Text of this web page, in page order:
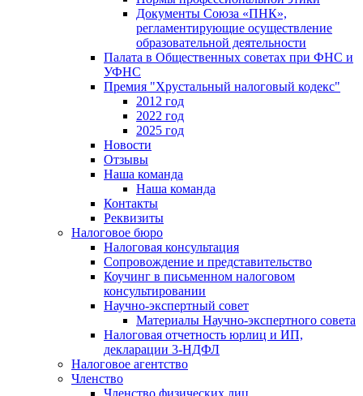
Документы Союза «ПНК»,
регламентирующие осуществление
образовательной деятельности
Палата в Общественных советах при ФНС и
УФНС
Премия "Хрустальный налоговый кодекс"
2012 год
2022 год
2025 год
Новости
Отзывы
Наша команда
Наша команда
Контакты
Реквизиты
Налоговое бюро
Налоговая консультация
Cопровождение и представительство
Коучинг в письменном налоговом
консультировании
Научно-экспертный совет
Материалы Научно-экспертного совета
Налоговая отчетность юрлиц и ИП,
декларации 3-НДФЛ
Налоговое агентство
Членство
Членство физических лиц